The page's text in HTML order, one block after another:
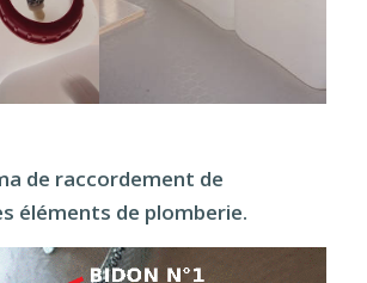
de raccordement de
éléments de plomberie.